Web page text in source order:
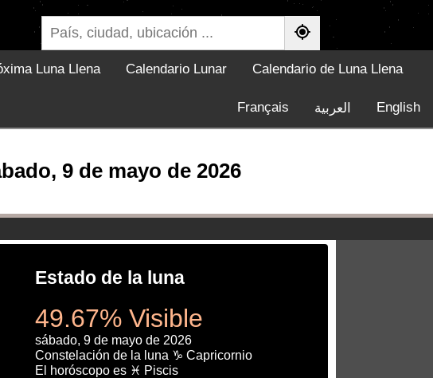
Luna Llena Calendario Lunar Calendario de Luna Llena
English العربية Français
9 de mayo de 2026
Estado de la luna
49.67% Visible
sábado, 9 de mayo de 2026
Constelación de la luna ♑ Capricornio
El horóscopo es ♓ Piscis